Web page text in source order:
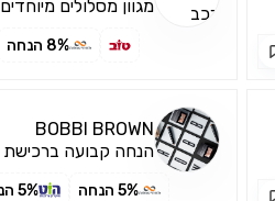
הם ראו תיאטרון אחר
תיאטרון המחובר
מגוון מסלולים
8% הנחה
BOBBI BROWN
הנחה קבועה ברכישת
5% הנחה 5% הנחה